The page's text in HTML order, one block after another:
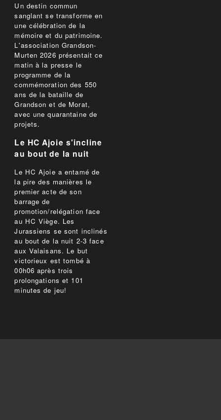
Un destin commun
sanglant se transforme en
une célébration de la
mémoire et du patrimoine.
L'association Grandson-
Murten 2026 présentait ce
matin à la presse le
programme de la
commémoration des 550
ans de la bataille de
Grandson et de Morat,
avec une quarantaine de
projets.
Le HC Ajoie s'incline
au bout de la nuit
Le HC Ajoie a entamé de
la pire des manières le
premier acte de son
barrage de
promotion/relégation face
au HC Viège. Les
Jurassiens se sont inclinés
au bout de la nuit 2-3 face
aux Valaisans. Le but
victorieux est tombé à
00h06 après trois
prolongations et 101
minutes de jeu!